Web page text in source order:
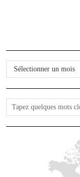
Archives